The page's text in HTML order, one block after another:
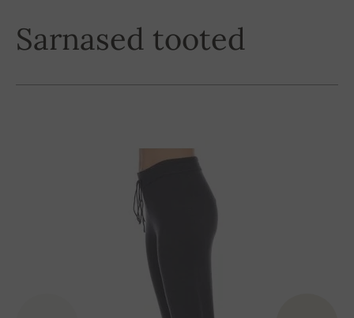
Sarnased tooted